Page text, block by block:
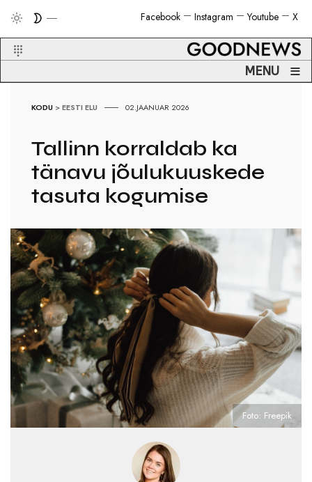
X
Youtube
Instagram
Facebook
MENU ≡
KODU >EESTI ELU 02.JAANUAR 2026
Tallinn korraldab ka
tänavu jõulukuuskede
tasuta kogumise
Foto: Freepik